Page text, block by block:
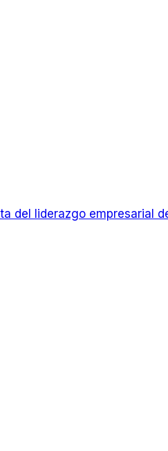
del liderazgo empresarial